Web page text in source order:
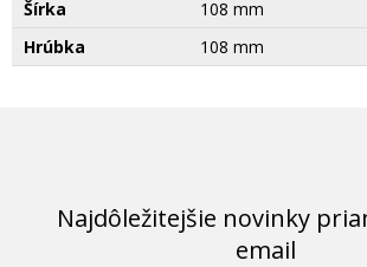
Šírka
108 mm
Hrúbka
108 mm
Najdôležitejšie novinky
email